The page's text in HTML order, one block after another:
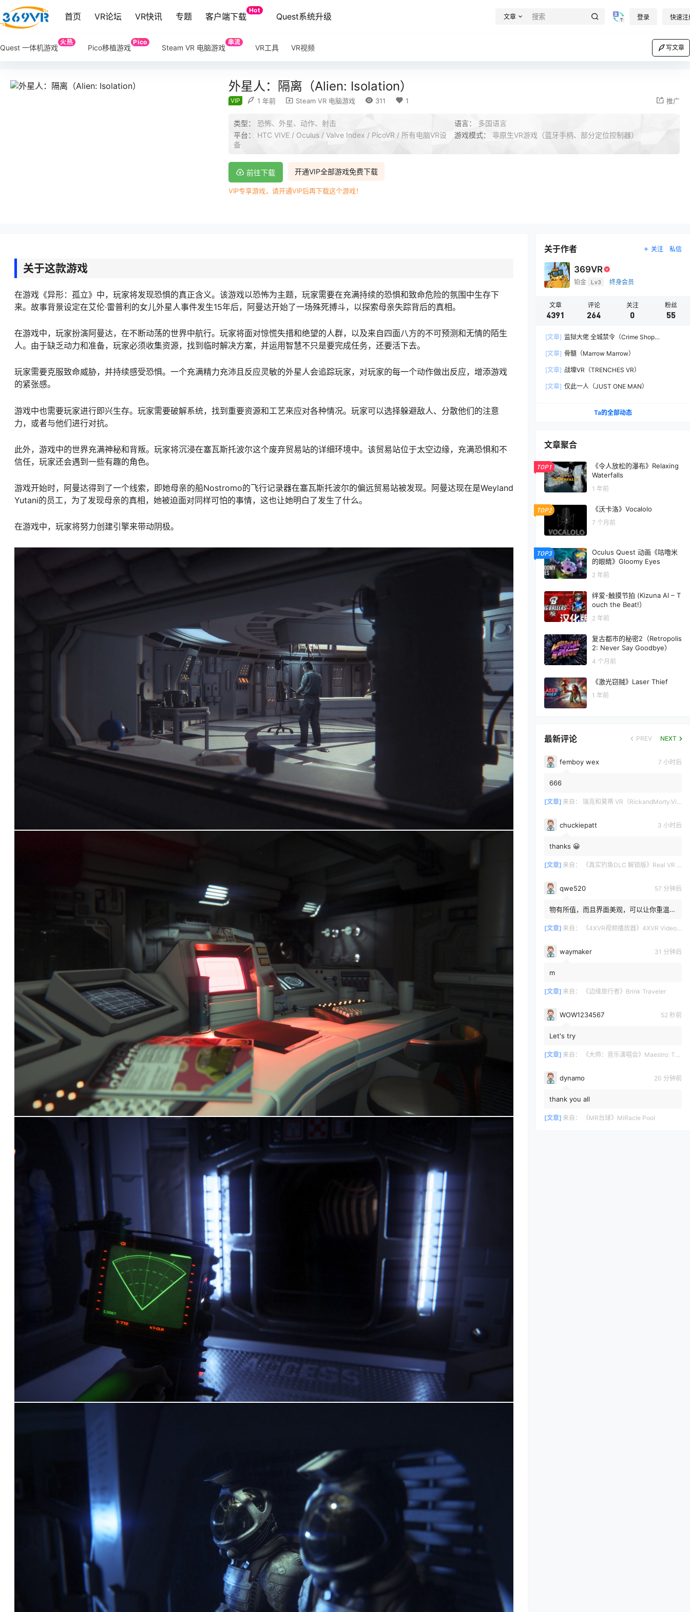
首页 VR论坛 VR快讯 专题 客户端下载
Hot
Quest系统升级 文章 登录 快速注
Quest 一体机游戏
火热
Pico移植游戏
Pico
Steam VR 电脑游戏
串流
VR工具 VR视频 写文章
外星人：隔离（Alien: Isolation）
VIP 1 年前 Steam VR 电脑游戏 311 1 推广
类型： 恐怖、外星、动作、射击 语言： 多国语言
平台： HTC VIVE / Oculus / Valve Index / PicoVR / 所有电脑VR设
备
游戏模式： 非原生VR游戏（蓝牙手柄、部分定位控制器）
开通VIP全部游戏免费下载
前往下载
VIP专享游戏，请开通VIP后再下载这个游戏！
关于这款游戏
在游戏《异形：孤立》中，玩家将发现恐惧的真正含义。该游戏以恐怖为主题，玩家需要在充满持续的恐惧和致命危险的氛围中生存下
来。故事背景设定在艾伦·雷普利的女儿外星人事件发生15年后，阿曼达开始了一场殊死搏斗，以探索母亲失踪背后的真相。
在游戏中，玩家扮演阿曼达，在不断动荡的世界中航行。玩家将面对惊慌失措和绝望的人群，以及来自四面八方的不可预测和无情的陌生
人。由于缺乏动力和准备，玩家必须收集资源，找到临时解决方案，并运用智慧不只是要完成任务，还要活下去。
玩家需要克服致命威胁，并持续感受恐惧。一个充满精力充沛且反应灵敏的外星人会追踪玩家，对玩家的每一个动作做出反应，增添游戏
的紧张感。
游戏中也需要玩家进行即兴生存。玩家需要破解系统，找到重要资源和工艺来应对各种情况。玩家可以选择躲避敌人、分散他们的注意
力，或者与他们进行对抗。
此外，游戏中的世界充满神秘和背叛。玩家将沉浸在塞瓦斯托波尔这个废弃贸易站的详细环境中。该贸易站位于太空边缘，充满恐惧和不
信任，玩家还会遇到一些有趣的角色。
游戏开始时，阿曼达得到了一个线索，即她母亲的船Nostromo的飞行记录器在塞瓦斯托波尔的偏远贸易站被发现。阿曼达现在是Weyland
Yutani的员工，为了发现母亲的真相，她被迫面对同样可怕的事情，这也让她明白了发生了什么。
在游戏中，玩家将努力创建引擎来带动阴极。
关于作者 关注 私信
369VR
铂金 Lv3 终身会员
文章
4391
评论
264
关注
0
粉丝
55
[文章] 监狱大佬 全城禁令（Crime Shop
[文章] 骨髓（Marrow Marrow）
[文章] 战壕VR（TRENCHES VR）
[文章] 仅此一人（JUST ONE MAN）
Ta的全部动态
文章聚合
TOP1
《令人放松的瀑布》Relaxing
Waterfalls
1 年前
TOP2 《沃卡洛》Vocalolo
7 个月前
TOP3
Oculus Quest 动画《咕噜米
的眼睛》Gloomy Eyes
2 年前
绊爱-触摸节拍 (Kizuna AI – T
ouch the Beat!）
2 年前
复古都市的秘密2（Retropolis
2: Never Say Goodbye）
4 个月前
《激光窃贼》Laser Thief
1 年前
最新评论 PREV NEXT
femboy wex 7 小时后
666
[文章] 来自： 瑞克和莫蒂 VR（RickandMorty:VirtualRick-ality）
chuckiepatt 3 小时后
thanks 😀
[文章] 来自： 《真实钓鱼DLC 解锁版》Real VR Fishing DLC
qwe520 57 分钟后
物有所值，而且界面美观，可以让你重温那
4XVR让它们重获新生。画面...
[文章] 来自： 《4XVR视频播放器》4XVR Video Player
waymaker 31 分钟后
m
[文章] 来自： 《边缘旅行者》Brink Traveler
WOW1234567 54 秒前
Let's try
[文章] 来自： 《大师：音乐演唱会》Maestro: The Masterclass
dynamo 20 分钟前
thank you all
[文章] 来自： 《MR台球》MiRacle Pool